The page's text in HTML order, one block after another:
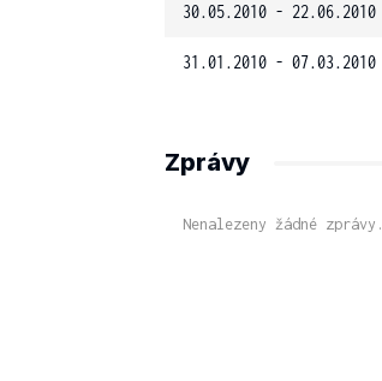
30.05.2010 - 22.06.2010
31.01.2010 - 07.03.2010
Zprávy
Nenalezeny žádné zprávy.